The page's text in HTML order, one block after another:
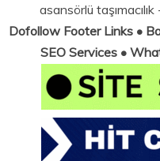
asansörlü taşımacılık
Dofollow Footer Links •
SEO Services •